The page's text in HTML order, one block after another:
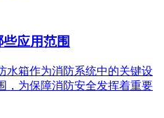
应用范围
水箱作为消防系统中的关键设
，为保障消防安全发挥着重要